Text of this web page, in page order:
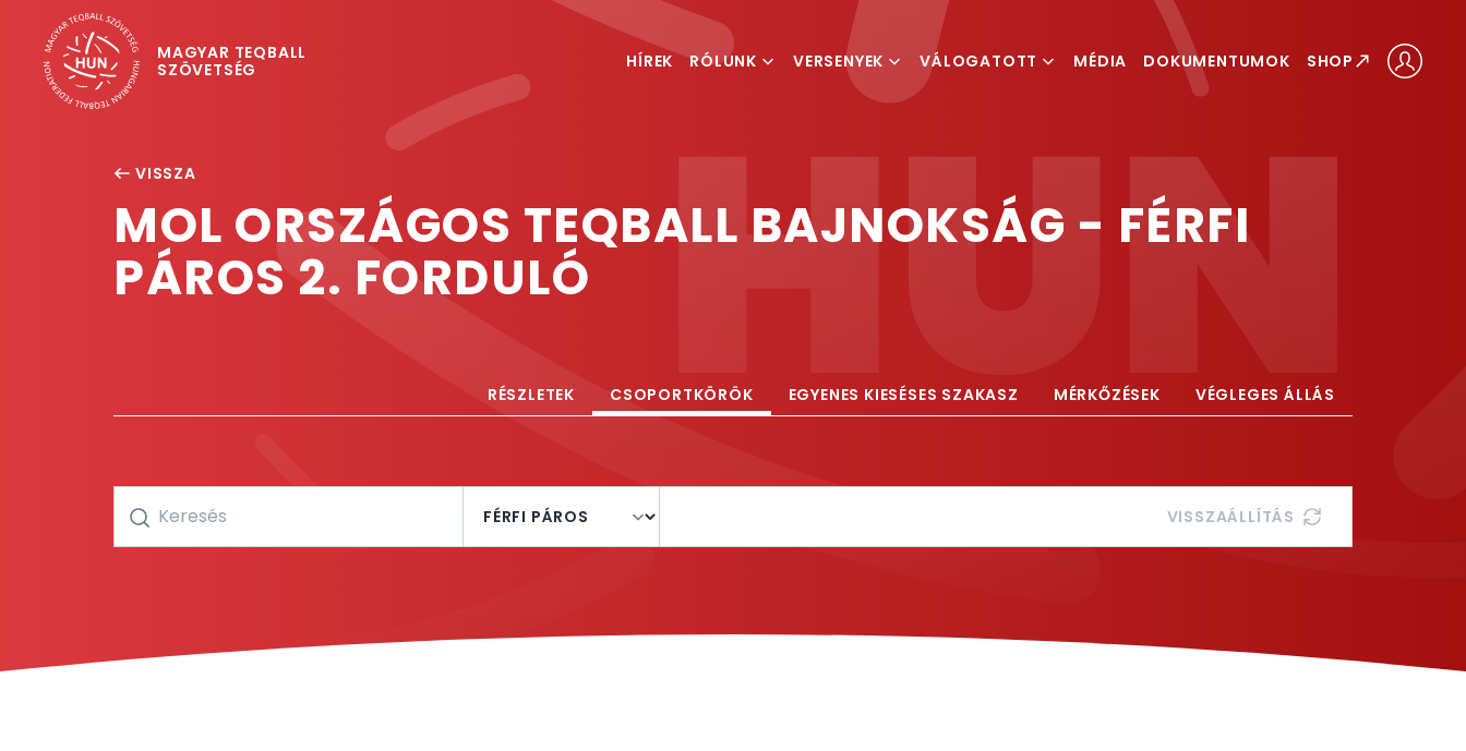
MAGYAR TEQBALL
SZÖVETSÉG
HÍREK RÓLUNK VERSENYEK
ESEMÉNYSZERVEZÉS
VÁLOGATOTT MÉDIA DOKUMENTUMOK SHOP
VISSZA
MOL ORSZÁGOS TEQBALL BAJNOKSÁG - FÉRFI
PÁROS 2. FORDULÓ
RÉSZLETEK CSOPORTKÖRÖK EGYENES KIESÉSES SZAKASZ MÉRKŐZÉSEK VÉGLEGES ÁLLÁS
VISSZAÁLLÍTÁS